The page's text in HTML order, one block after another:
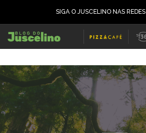
SIGA O JUSCELINO NAS REDES